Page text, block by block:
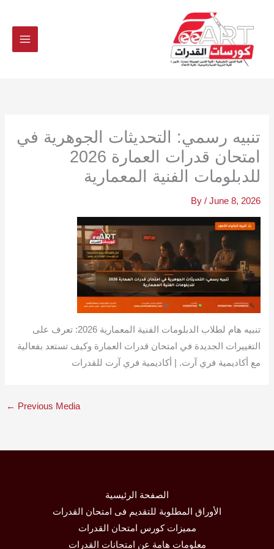
تنبيه رسمي: التحديثات الجوهرية في
امتحان قدرات العمارة 2026
للدبلومات الفنية المعمارية
By / June 8, 2026
تنبيه هام لطلاب الدبلومات الفنية المعمارية 2026: تعرف على
التغييرات الجديدة في امتحان قدرات العمارة وكيف تستعد بفعالية
مع أكاديمية فري آرت. | أكاديمية فري آرت للقدرات
← Previous Media
الصفحة الرئيسية
الأوراق المطلوبة للتقديم فى امتحان القدرات
مميزات كورس امتحان القدرات
معلومات هامة عن امتحانات القدرات